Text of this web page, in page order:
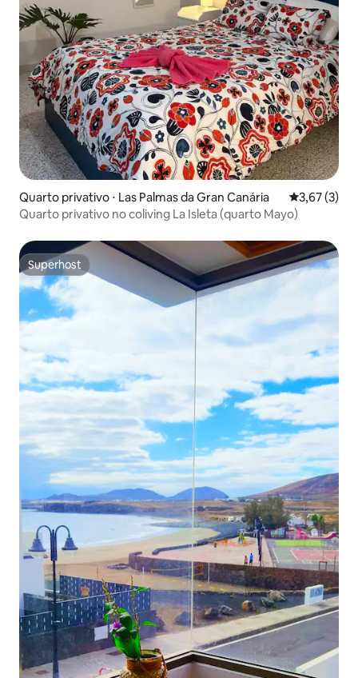
Quarto privativo ⋅ Las Palmas da Gran Canária 3,67 de
3,67 (3)
Quarto privativo no coliving La Isleta (quarto Mayo)
Superhost
Superhost